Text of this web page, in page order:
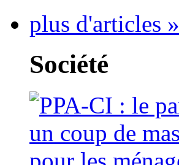
plus d'articles »
Société